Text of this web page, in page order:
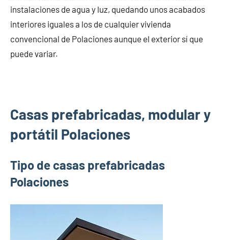
instalaciones de agua y luz, quedando unos acabados
interiores iguales a los de cualquier vivienda
convencional de Polaciones aunque el exterior sí que
puede variar.
Casas prefabricadas, modular y
portátil Polaciones
Tipo de casas prefabricadas
Polaciones